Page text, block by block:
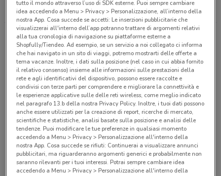
Airpods
GliAirPodssono tra gli accessori Apple più venduti, per le loro
strabilianti caratteristiche e per la loro grande comodità. Sono
auricolari wireless che permettono di ascoltare musica mentre si
fa sport e chiamare mentre si è alla guida, in totale sicurezza.
Prima di acquistarli è importante capire le differenze tra le varie
versioni disponibili sul mercato. Gli AirPods originali hanno il
gambo allungato e la forma molto simile agli storici EarPods. Gli
AirPods Pro sono più corti rispetto agli originali, con un notevole
sistema di cancellazione attiva del rumore. LeAirPods Max
invece sono perfette per chi ama le cuffie over-ear, dal design
tutto il mondo attraverso l’uso di SDK esterne. Puoi sempre cambiare
idea accedendo a Menu > Privacy > Personalizzazione, all’interno della
nostra App. Cosa succede se accetti: Le inserzioni pubblicitarie che
visualizzerai all'interno dell’app potranno trattare di argomenti relativi
alla tua cronologia di navigazione su piattaforme esterne a
Shopfully/Tiendeo. Ad esempio, se un servizio a noi collegato ci informa
che hai navigato in un sito di viaggi, potremo mostrarti delle offerte a
tema vacanze. Inoltre, i dati sulla posizione (nel caso in cui abbia fornito
il relativo consenso) insieme alle informazioni sulle prestazioni della
rete e agli identificativi del dispositivo, possono essere raccolte e
condivisi con terze parti per comprendere e migliorare la connettività e
le esperienze applicative sulle delle reti wireless, come meglio indicato
nel paragrafo 13.b della nostra Privacy Policy. Inoltre, i tuoi dati possono
anche essere utilizzati per la creazione di report, ricerche di mercato,
scientifiche e statistiche, analisi basate sulla posizione e analisi delle
tendenze. Puoi modificare le tue preferenze in qualsiasi momento
accedendo a Menu > Privacy > Personalizzazione all'interno della
nostra App. Cosa succede se rifiuti: Continuerai a visualizzare annunci
pubblicitari, ma riguarderanno argomenti generici e probabilmente non
saranno rilevanti per i tuoi interessi. Potrai sempre cambiare idea
accedendo a Menu > Privacy > Personalizzazione all'interno della